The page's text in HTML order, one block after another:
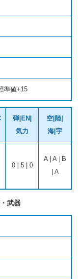
準値+15
弾|EN|
気力
空|陸|
海|宇
0 | 5 | 0
A | A | B
| A
武器